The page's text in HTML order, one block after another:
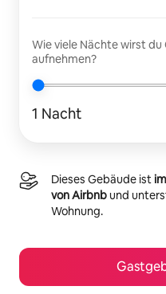
Wie viele Nächte wirst
aufnehmen?
1 Nacht
Dieses Gebäude ist
von Airbnbund
Wohnung.